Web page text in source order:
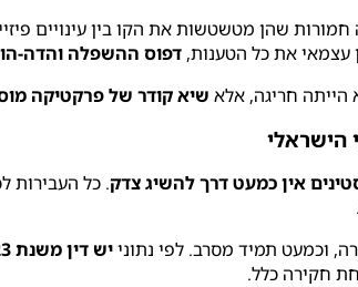
חמורות שהן מטשטשות את הקו בין עינויים
עצמאי את כל הטענות,דפוס ההשפלה והדה-
חריגה, אלא שיא קודר של פרקטיקה
אין כמעט דרך להשיג צדק. כל העבירות
וכמעט תמיד מסרב. לפי נתונייש דין משנת 2023
חקירה כלל.